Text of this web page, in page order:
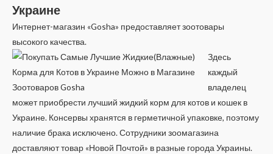
Украине
Интернет-магазин «Gosha» предоставляет зоотовары
высокого качества.
Здесь
каждый
владелец
может приобрести лучший жидкий корм для котов и кошек в
Украине. Консервы хранятся в герметичной упаковке, поэтому
наличие брака исключено. Сотрудники зоомагазина
доставляют товар «Новой Почтой» в разные города Украины.